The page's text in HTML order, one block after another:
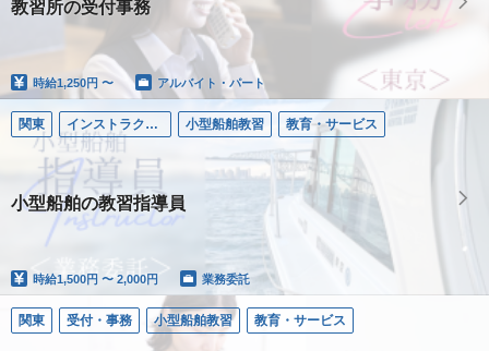
教習所の受付事務
時給1,250円 〜 アルバイト・パート
関東 インストラクター／小型船舶 小型船舶教習 教育・サービス
小型船舶の教習指導員
時給1,500円 〜 2,000円 業務委託
関東 受付・事務 小型船舶教習 教育・サービス